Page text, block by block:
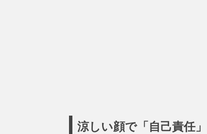
涼しい顔で「自己責任